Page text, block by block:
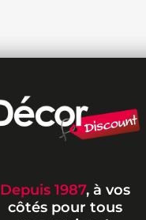
Depuis 1987, à vos
côtés pour tous